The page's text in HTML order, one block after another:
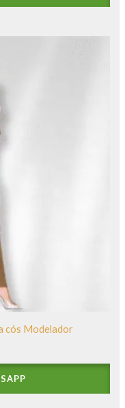
cós Modelador